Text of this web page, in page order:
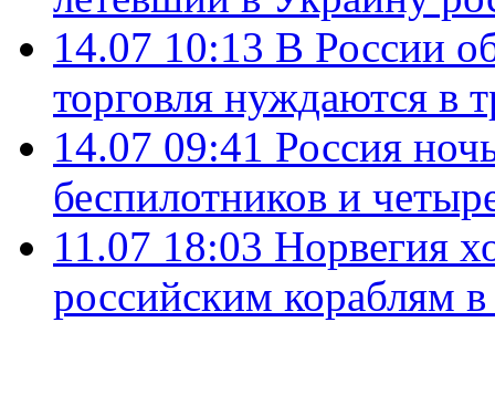
14.07 10:13 В России
торговля нуждаются в
14.07 09:41 Россия
беспилотников и
11.07 18:03 Норвегия
российским кораблям